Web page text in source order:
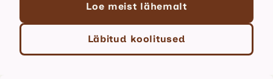
Loe meist lähemalt
Läbitud koolitused